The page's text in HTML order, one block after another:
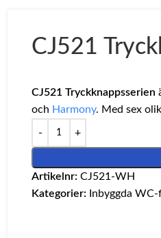
CJ521
CJ521 Tryckknappsserien
och Harmony. Med sex
Artikelnr:CJ521-WH
Kategorier:
Inbyggda